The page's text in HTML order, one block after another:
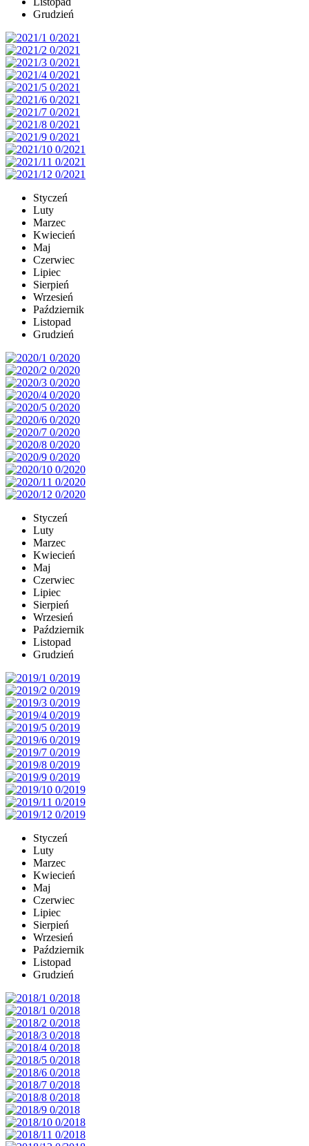
Grudzień
Styczeń
Luty
Marzec
Kwiecień
Maj
Czerwiec
Lipiec
Sierpień
Wrzesień
Październik
Listopad
Grudzień
Styczeń
Luty
Marzec
Kwiecień
Maj
Czerwiec
Lipiec
Sierpień
Wrzesień
Październik
Listopad
Grudzień
Styczeń
Luty
Marzec
Kwiecień
Maj
Czerwiec
Lipiec
Sierpień
Wrzesień
Październik
Listopad
Grudzień